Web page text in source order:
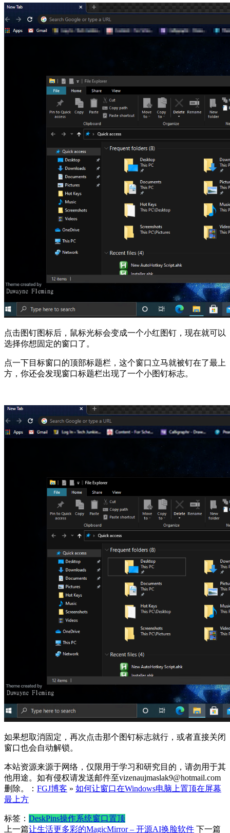
点击图钉图标后，鼠标光标会变成一个小红图钉，现在就可以
选择你想固定的窗口了。
点一下目标窗口的顶部标题栏，这个窗口立马就被钉在了最上
方，你还会发现窗口标题栏出现了一个小图钉标志。
如果想取消固定，再次点击那个图钉标志就行，或者直接关闭
窗口也会自动解锁。
本站资源来源于网络，仅限用于学习和研究目的，请勿用于其
他用途。如有侵权请发送邮件至vizenaujmaslak9@hotmail.com
删除。： FGJ博客 » 如何让窗口在Windows电脑上置顶在屏幕
最上方
标签： DeskPins操作系统窗口置顶
上一篇让生活更多彩的MagicMirror – 开源AI换脸软件 下一篇